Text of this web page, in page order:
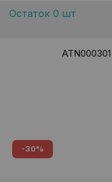
Остаток 0 шт
-30%